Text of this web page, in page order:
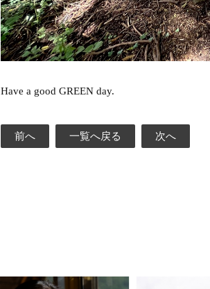
Have a good GREEN day.
前へ 一覧へ戻る 次へ